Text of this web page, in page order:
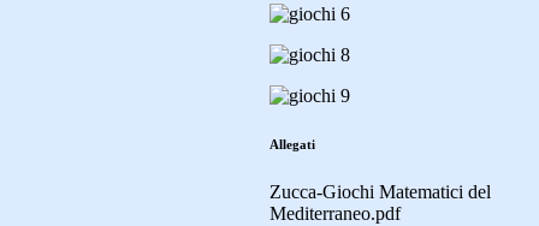
Allegati
Zucca-Giochi Matematici del
Mediterraneo.pdf